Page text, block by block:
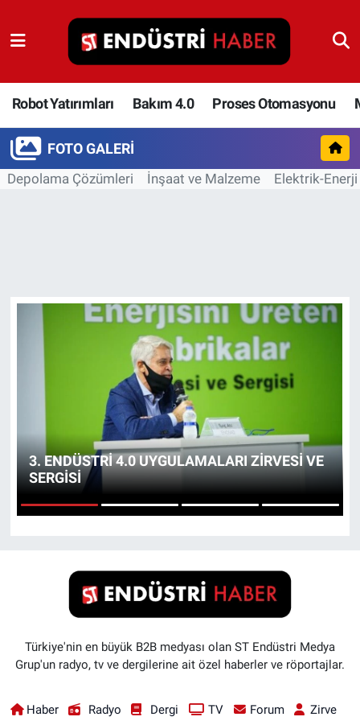
Robot Yatırımları Bakım 4.0 Proses Otomasyonu
FOTO GALERI
Depolama Çözümleri İnşaat ve Malzeme Elektrik-Enerji
3. ENDÜSTRİ 4.0 UYGULAMALARI ZİRVESİ VE
SERGİSİ
1
Türkiye'nin en büyük B2B medyası olan ST Endüstri Medya
Grup'un radyo, tv ve dergilerine ait özel haberler ve röportajlar.
Haber Radyo Dergi TV Forum
Zirve
Robot Yatırımları
Bakım 4.0
Proses Otomasyonu
Makina
İnşaat ve Malzeme
HaberOrtak
EndüstriST
Enerjisini Üreten Fabrikalar
Endüstri 4.0 Uygulamaları
Ağır Sanayi Çözümleri